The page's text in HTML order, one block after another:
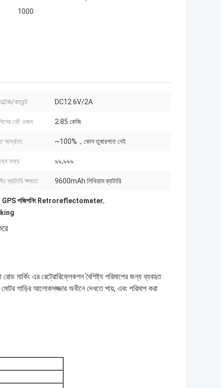
1000
কারেন্ট: DC12.6V/2A
নেট ওজন: 2.85 কেজি
আর্দ্রতা: ~100%，কোন তুষারপাত নেই
তথ্য: ৯৯,৯৯৯
ব্যাটারি ক্ষমতা: 9600mAh লিথিয়াম ব্যাটারি
GPS পজিশনিং Retroreflectometer,
মার্কিং এর রেট্রোরিফ্লেকশন বৈশিষ্ট্য পরিমাপের জন্য ব্যবহৃত
গাড়ির আলোকসজ্জার অধীনে দেখতে পায়, এবং পরিমাপ করা